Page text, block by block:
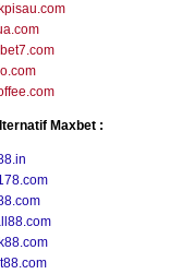
Maxbet :